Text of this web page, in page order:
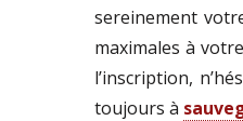
sereinement
maximales à
l’inscription,
toujours à